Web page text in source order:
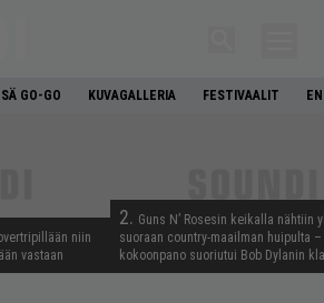
GO-GO KUVAGALLERIA FESTIVAALIT
niin
vastaan
2. Guns N’ Rosesin keikalla nähtiin
suoraan country-maailman huipulta
kokoonpano suoriutui Bob Dylanin